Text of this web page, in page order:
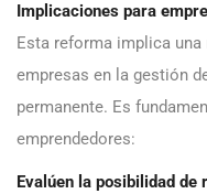
Implicaciones para
Esta reforma implica
empresas en la gestión
permanente. Es
emprendedores:
Evalúen la posibilidad